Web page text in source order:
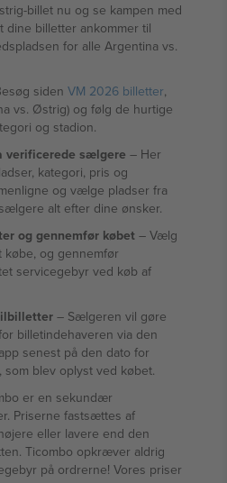
billet nu og se kampen med
dine billetter ankommer til
for alle Argentina vs.
siden VM 2026 billetter,
vs. Østrig) og følg de hurtige
og stadion.
verificerede sælgere – Her
kategori, pris og
og vælge pladser fra
alt efter dine ønsker.
og gennemfør købet – Vælg
købe, og gennemfør
servicegebyr ved køb af
– Sælgeren vil gøre
billetindehaveren via den
senest på den dato for
som blev oplyst ved købet.
er en sekundær
Priserne fastsættes af
eller lavere end den
Ticombo opkræver aldrig
på ordrerne! Vores priser